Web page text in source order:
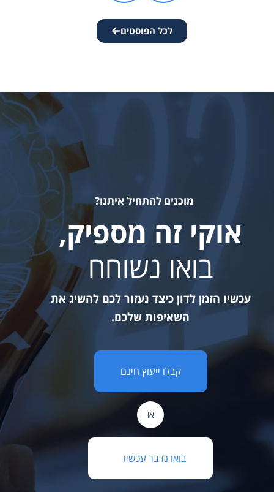
לכל הפוסטים
מוכנים להתחיל איתנו?
אוקי זה מספיק,
בואו נשוחח
עכשיו הזמן לדון כיצד נעזור לכם להשיג את
השאיפות שלכם.
קבלו ייעוץ חינם
או
בואו נדבר עכשיו